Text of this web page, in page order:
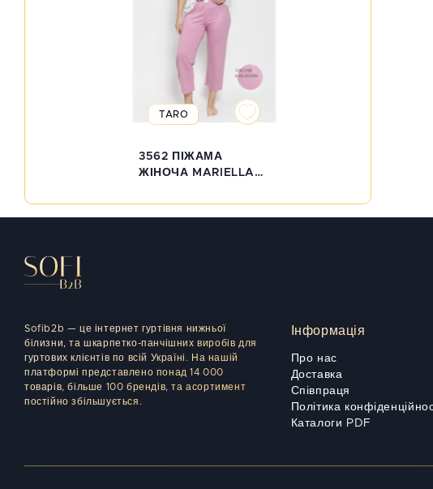
TARO
3562 ПІЖАМА
ЖІНОЧА MARIELLA
Sofib2b — це інтернет гуртівня нижньої
білизни, та шкарпетко-панчішних виробів для
гуртових клієнтів по всій Україні. На нашій
платформі представлено понад 14 000
товарів, більше 100 брендів, та асортимент
постійно збільшується.
Інформація
Про нас
Доставка
Співпраця
Політика
Каталоги PDF